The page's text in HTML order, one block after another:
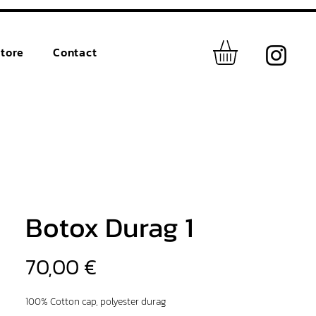
Contact
Botox Durag 1
70,00 €
100% Cotton cap, polyester durag